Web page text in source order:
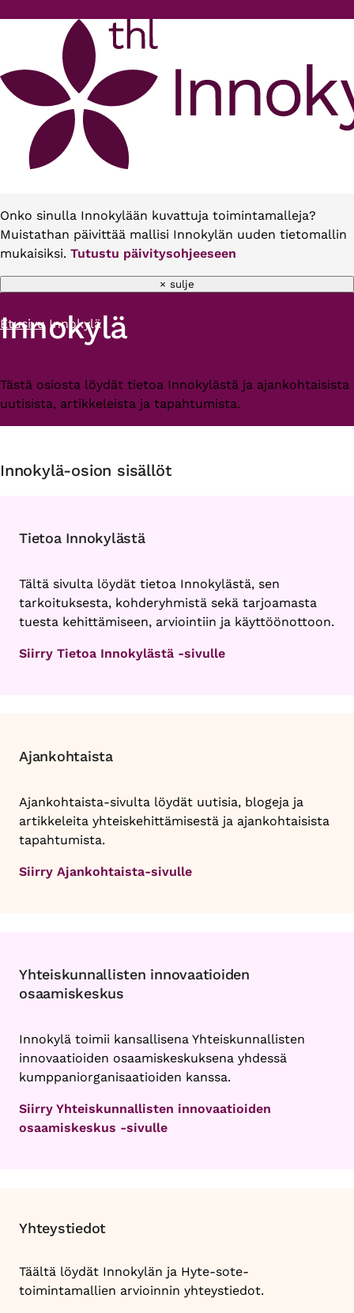
Onko sinulla Innokylään kuvattuja toimintamalleja?
Muistathan päivittää mallisi Innokylän uuden tietomallin
mukaisiksi. Tutustu päivitysohjeeseen
× sulje
Murupolku
Etusivu Innokylä
Innokylä
Tästä osiosta löydät tietoa Innokylästä ja ajankohtaisista
uutisista, artikkeleista ja tapahtumista.
Innokylä-osion sisällöt
Tietoa Innokylästä
Tältä sivulta löydät tietoa Innokylästä, sen
tarkoituksesta, kohderyhmistä sekä tarjoamasta
tuesta kehittämiseen, arviointiin ja käyttöönottoon.
Siirry Tietoa Innokylästä -sivulle
Ajankohtaista
Ajankohtaista-sivulta löydät uutisia, blogeja ja
artikkeleita yhteiskehittämisestä ja ajankohtaisista
tapahtumista.
Siirry Ajankohtaista-sivulle
Yhteiskunnallisten innovaatioiden
osaamiskeskus
Innokylä toimii kansallisena Yhteiskunnallisten
innovaatioiden osaamiskeskuksena yhdessä
kumppaniorganisaatioiden kanssa.
Siirry Yhteiskunnallisten innovaatioiden
osaamiskeskus -sivulle
Yhteystiedot
Täältä löydät Innokylän ja Hyte-sote-
toimintamallien arvioinnin yhteystiedot.